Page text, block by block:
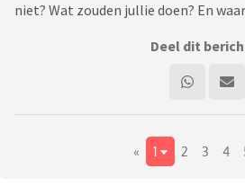
niet? Wat zouden jullie doen? En
Deel dit
« 1 2 3 4